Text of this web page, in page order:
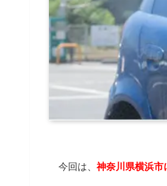
今回は、神奈川県横浜市